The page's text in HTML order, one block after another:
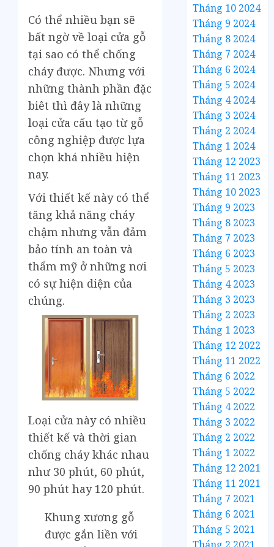
Có thể nhiều bạn sẽ
bất ngờ về loại cửa gỗ
tại sao có thể chống
cháy được. Nhưng với
những thành phần đặc
biêt thì đây là những
loại cửa cấu tạo từ gỗ
công nghiệp được lựa
chọn khá nhiều hiện
nay.
Với thiết kế này có thể
tăng khả năng cháy
chậm nhưng vẫn đảm
bảo tính an toàn và
thẩm mỹ ở những nơi
có sự hiện diện của
chúng.
Loại cửa này có nhiều
thiết kế và thời gian
chống cháy khác nhau
như 30 phút, 60 phút,
90 phút hay 120 phút.
Khung xương gỗ
được gắn liền với
Tháng 10 2024
Tháng 9 2024
Tháng 8 2024
Tháng 7 2024
Tháng 6 2024
Tháng 5 2024
Tháng 4 2024
Tháng 3 2024
Tháng 2 2024
Tháng 1 2024
Tháng 12 2023
Tháng 11 2023
Tháng 10 2023
Tháng 9 2023
Tháng 8 2023
Tháng 7 2023
Tháng 6 2023
Tháng 5 2023
Tháng 4 2023
Tháng 3 2023
Tháng 2 2023
Tháng 1 2023
Tháng 12 2022
Tháng 11 2022
Tháng 6 2022
Tháng 5 2022
Tháng 4 2022
Tháng 3 2022
Tháng 2 2022
Tháng 1 2022
Tháng 12 2021
Tháng 11 2021
Tháng 7 2021
Tháng 6 2021
Tháng 5 2021
Tháng 2 2021